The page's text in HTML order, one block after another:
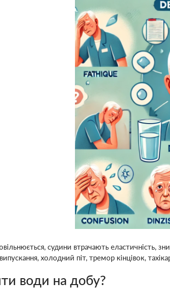
судини втрачають еластичність,
холодний піт, тремор кінцівок,
води на добу?